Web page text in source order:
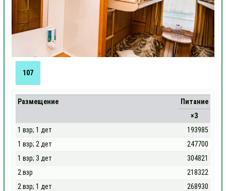
107
Размещение
Питание
×3
1 взр; 1 дет
193985
1 взр; 2 дет
247700
1 взр; 3 дет
304821
2 взр
218322
2 взр; 1 дет
268930